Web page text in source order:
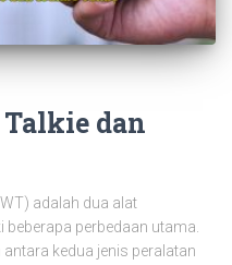
dan
adalah dua alat
perbedaan utama.
kedua jenis peralatan